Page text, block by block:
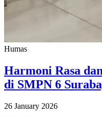
Humas
Harmoni Rasa
di SMPN 6
26 January 2026